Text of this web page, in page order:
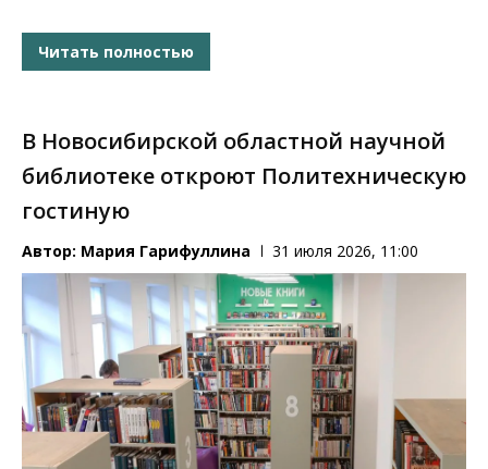
Читать полностью
В Новосибирской областной научной
библиотеке откроют Политехническую
гостиную
Автор: Мария Гарифуллина 31 июля 2026, 11:00